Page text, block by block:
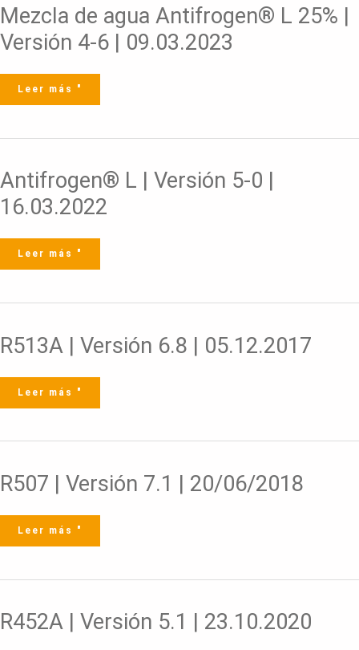
Mezcla de agua Antifrogen® L 25% |
Versión 4-6 | 09.03.2023
Mezcla
de
agua
Antifrogen®
L
25%
4-
6
|
09.03.2023
Leer más "
Antifrogen® L | Versión 5-0 |
16.03.2022
Antifrogen®
L
|
Versión
5-
0
Leer más "
R513A | Versión 6.8 | 05.12.2017
R513A
|
Versión
05.12.2017
Leer más "
R507 | Versión 7.1 | 20/06/2018
R507
|
Versión
20/06/2018
Leer más "
R452A | Versión 5.1 | 23.10.2020
R452A
|
Versión